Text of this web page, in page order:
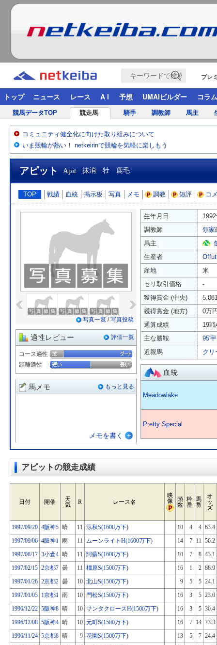
プレ
トップ ニュース レース A I 予想 UMAIビルダー コラム
競馬データTOP 競走馬 騎手 調教師 馬主
コミュニティ健全化に向けた取り組みについて
いま競輪が熱い！ netkeirinで競輪を気軽に楽しもう
アピット Apit 抹消 牡 鹿毛
TOP 戦績 血統 掲示板 写真 メモ 調教 短評 コ
写真一覧 /写真投稿
適性レビュー 評価一覧
コース適性
距離適性
馬メモ もっと見る
メモを書く
生年月日
調教師
領家
馬主
生産者
産地
米
セリ取引価格
-
獲得賞金 (中央)
獲得賞金 (地方)
0万
通算成績
19
主な勝鞍
95'
近親馬
クリ
血統
Meadowlake
Pretty Special
アピットの競走成績
日付 開催
天
気
R レース名
映
像
頭
数
枠
番
馬
番
オ
ッ
ズ
1997/09/20 4阪神5 晴 11 涼秋S(1600万下) 10 4 4 63.4
1997/09/06 4阪神1 雨 11 ムーンライトH(1600万下) 14 7 11 56.2
1997/08/17 3小倉4 晴 11 阿蘇S(1600万下) 10 7 8 43.1
1997/02/15 2京都7 曇 11 橿原S(1500万下) 16 1 2 88.9
1997/01/26 2京都2 曇 10 北山S(1500万下) 9 5 5 24.1
1997/01/05 1京都1 雨 10 門松S(1500万下) 16 3 5 23.0
1996/12/22 5阪神8 晴 10 サンタクロースH(1500万下) 16 3 5 30.4
1996/12/08 5阪神4 晴 10 元町S(1500万下) 16 7 14 73.3
1996/11/24 5京都8 晴 9 花園S(1500万下) 13 5 7 24.4